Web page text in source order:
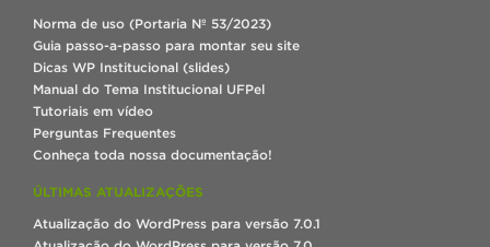
Norma de uso (Portaria Nº 53/2023)
Guia passo-a-passo para montar seu site
Dicas WP Institucional (slides)
Manual do Tema Institucional UFPel
Tutoriais em vídeo
Perguntas Frequentes
Conheça toda nossa documentação!
ÚLTIMAS ATUALIZAÇÕES
Atualização do WordPress para versão 7.0.1